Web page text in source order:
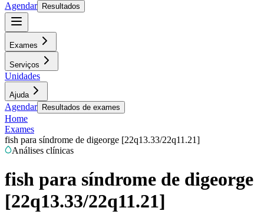
Agendar
Resultados
Exames
Serviços
Unidades
Ajuda
Agendar Resultados de exames
Home
Exames
fish para síndrome de digeorge [22q13.33/22q11.21]
Análises clínicas
fish para síndrome de digeorge
[22q13.33/22q11.21]